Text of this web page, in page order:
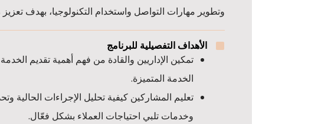
وتطوير مهارات التواصل واستخدام التكنولوجيا، بهدف
الأهداف التفصيلية للبرنامج
تمكين الإداريين والقادة من فهم أهمية تقديم
الخدمة المتميزة.
تعليم المشاركين كيفية تحليل الإجراءات الحالية
وخدمات تلبي احتياجات العملاء بشكل فعّال.